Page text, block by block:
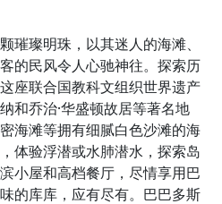
璀璨明珠，以其迷人的海滩、
的民风令人心驰神往。探索历
座联合国教科文组织世界遗产
和乔治·华盛顿故居等著名地
海滩等拥有细腻白色沙滩的海
体验浮潜或水肺潜水，探索岛
小屋和高档餐厅，尽情享用巴
的库库，应有尽有。巴巴多斯